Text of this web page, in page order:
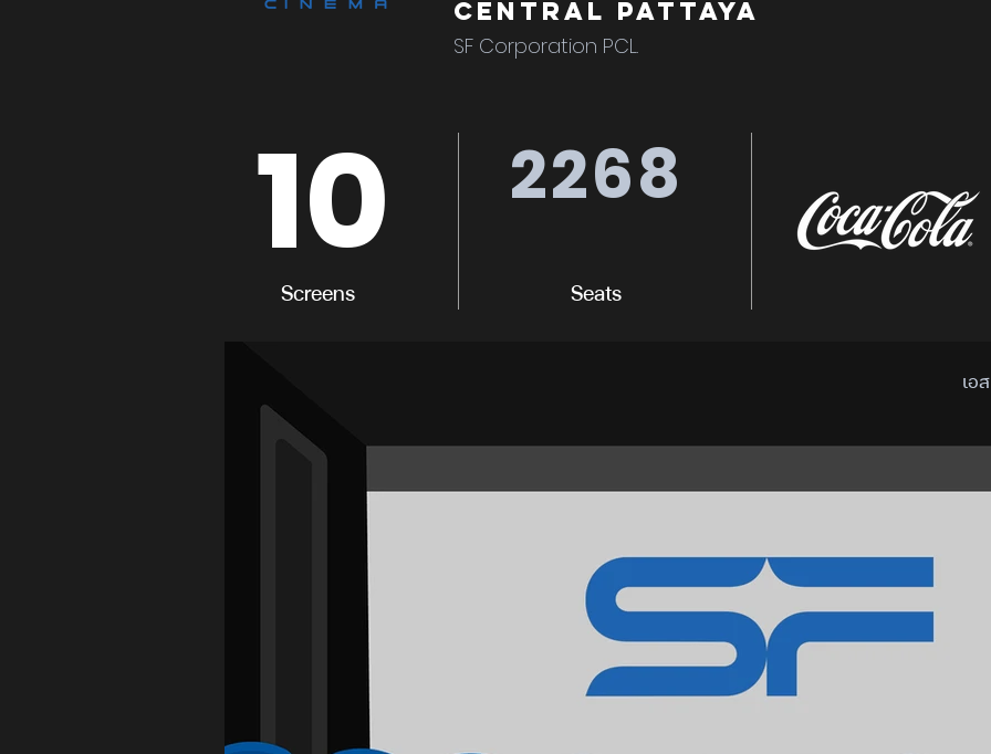
Central Pattaya
SF Corporation PCL.
10
Screens
2268
Seats
เอ